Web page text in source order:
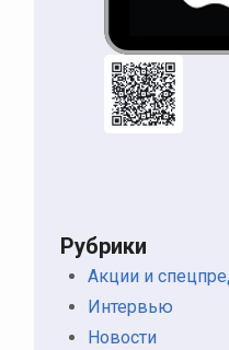
Рубрики
Акции и
Интервью
Новости